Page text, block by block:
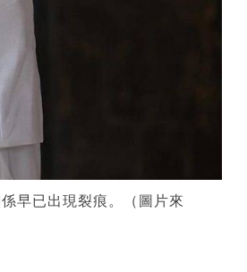
早已出現裂痕。（圖片來